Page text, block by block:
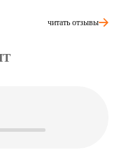
читать отзывы